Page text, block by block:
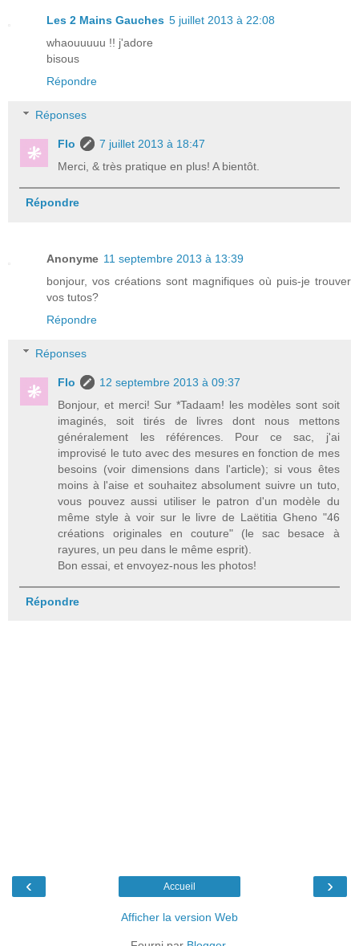
Les 2 Mains Gauches 5 juillet 2013 à 22:08
whaouuuuu !! j'adore
bisous
Répondre
Réponses
Flo
7 juillet 2013 à 18:47
Merci, & très pratique en plus! A bientôt.
Répondre
Anonyme 11 septembre 2013 à 13:39
bonjour, vos créations sont magnifiques où puis-je trouver
vos tutos?
Répondre
Réponses
Flo
12 septembre 2013 à 09:37
Bonjour, et merci! Sur *Tadaam! les modèles sont soit
imaginés, soit tirés de livres dont nous mettons
généralement les références. Pour ce sac, j'ai
improvisé le tuto avec des mesures en fonction de mes
besoins (voir dimensions dans l'article); si vous êtes
moins à l'aise et souhaitez absolument suivre un tuto,
vous pouvez aussi utiliser le patron d'un modèle du
même style à voir sur le livre de Laëtitia Gheno "46
créations originales en couture" (le sac besace à
rayures, un peu dans le même esprit).
Bon essai, et envoyez-nous les photos!
Répondre
‹ ›
Accueil
Afficher la version Web